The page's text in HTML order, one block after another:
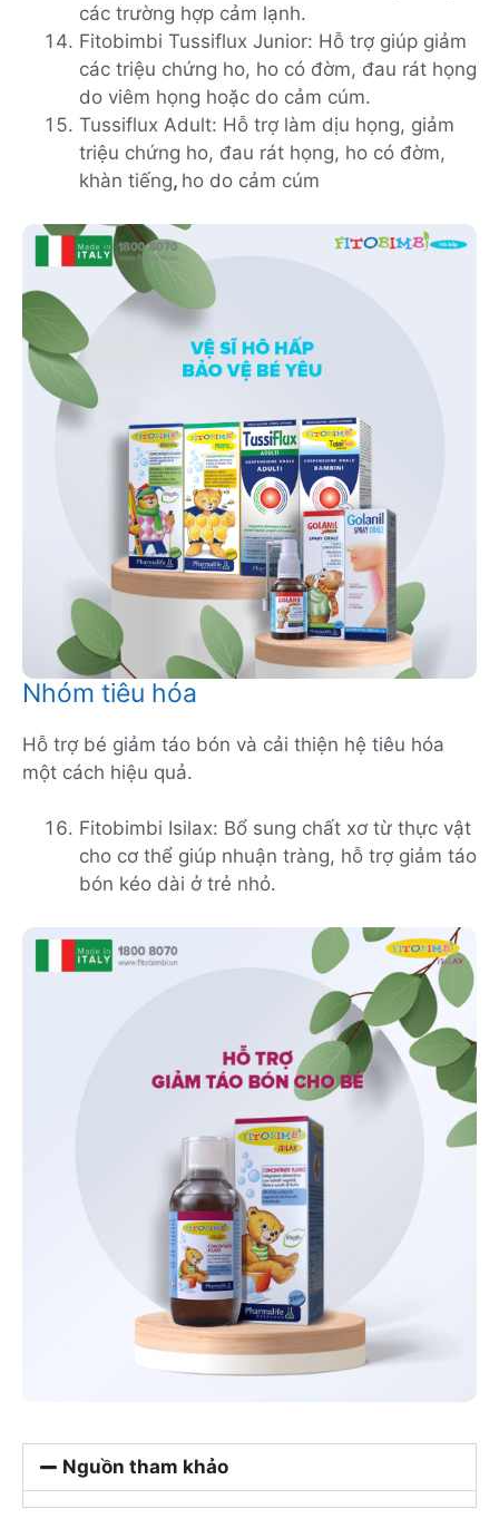
các trường hợp cảm lạnh.
Fitobimbi Tussiflux Junior: Hỗ trợ giúp giảm
các triệu chứng ho, ho có đờm, đau rát họng
do viêm họng hoặc do cảm cúm.
Tussiflux Adult: Hỗ trợ làm dịu họng, giảm
triệu chứng ho, đau rát họng, ho có đờm,
khàn tiếng, ho do cảm cúm
Nhóm tiêu hóa
Hỗ trợ bé giảm táo bón và cải thiện hệ tiêu hóa
một cách hiệu quả.
Fitobimbi Isilax: Bổ sung chất xơ từ thực vật
cho cơ thể giúp nhuận tràng, hỗ trợ giảm táo
bón kéo dài ở trẻ nhỏ.
Nguồn tham khảo